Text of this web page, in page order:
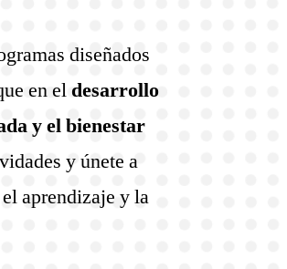
diseñados
en eldesarrollo
y el bienestar
y únete a
aprendizaje y la